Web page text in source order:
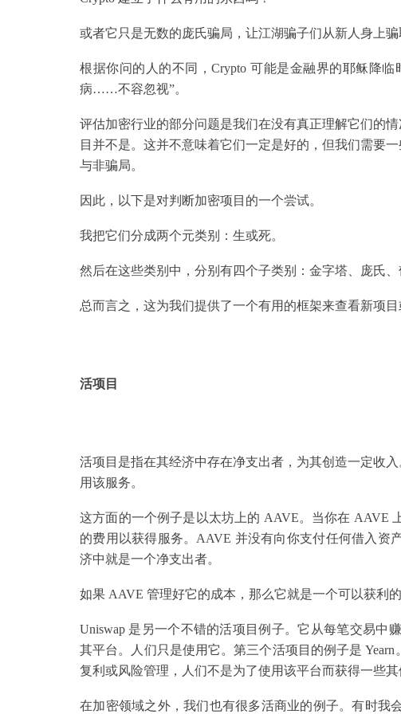
或者它只是无数的庞氏骗局，让江湖骗子们从新人身上骗
根据你问的人的不同，Crypto 可能是金融界的耶稣降
病……不容忽视”。
评估加密行业的部分问题是我们在没有真正理解它们的
目并不是。这并不意味着它们一定是好的，但我们需要
与非骗局。
因此，以下是对判断加密项目的一个尝试。
我把它们分成两个元类别：生或死。
然后在这些类别中，分别有四个子类别：金字塔、庞氏、
总而言之，这为我们提供了一个有用的框架来查看新项
活项目
活项目是指在其经济中存在净支出者，为其创造一定收
用该服务。
这方面的一个例子是以太坊上的 AAVE。当你在 AAVE
的费用以获得服务。AAVE 并没有向你支付任何借入资
济中就是一个净支出者。
如果 AAVE 管理好它的成本，那么它就是一个可以获利的
Uniswap 是另一个不错的活项目例子。它从每笔交易中
其平台。人们只是使用它。第三个活项目的例子是
复利或风险管理，人们不是为了使用该平台而获得一些其
在加密领域之外，我们也有很多活商业的例子。有时我